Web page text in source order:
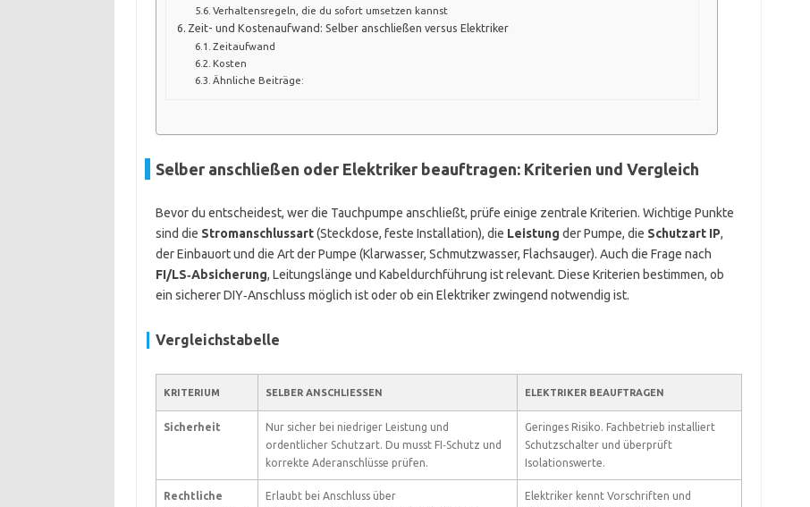
Verhaltensregeln, die du sofort umsetzen kannst
Zeit- und Kostenaufwand: Selber anschließen versus Elektriker
Zeitaufwand
Kosten
Ähnliche Beiträge:
Selber anschließen oder Elektriker beauftragen: Kriterien und Vergleich
Bevor du entscheidest, wer die Tauchpumpe anschließt, prüfe einige zentrale Kriterien. Wichtige Punkte
sind die Stromanschlussart(Steckdose, feste Installation), die Leistung der Pumpe, die Schutzart IP,
der Einbauort und die Art der Pumpe (Klarwasser, Schmutzwasser, Flachsauger). Auch die Frage nach
FI/LS‑Absicherung, Leitungslänge und Kabeldurchführung ist relevant. Diese Kriterien bestimmen, ob
ein sicherer DIY‑Anschluss möglich ist oder ob ein Elektriker zwingend notwendig ist.
Vergleichstabelle
KRITERIUM SELBER ANSCHLIESSEN ELEKTRIKER BEAUFTRAGEN
Sicherheit
Nur sicher bei niedriger Leistung und
ordentlicher Schutzart. Du musst FI‑Schutz und
korrekte Aderanschlüsse prüfen.
Geringes Risiko. Fachbetrieb installiert
Schutzschalter und überprüft
Isolationswerte.
Rechtliche
Erlaubt bei Anschluss über
Elektriker kennt Vorschriften und